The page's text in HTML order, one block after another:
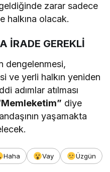
zarar sadece
halkına olacak.
İRADE GEREKLİ
dengelenmesi,
ve yerli halkın yeniden
adımlar atılması
diye
yaşamakta
Haha Vay
Üzgün